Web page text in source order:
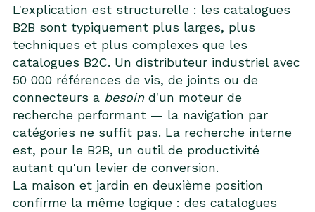
L'explication est structurelle : les catalogues
B2B sont typiquement plus larges, plus
techniques et plus complexes que les
catalogues B2C. Un distributeur industriel avec
50 000 références de vis, de joints ou de
connecteurs a besoind'un moteur de
recherche performant — la navigation par
catégories ne suffit pas. La recherche interne
est, pour le B2B, un outil de productivité
autant qu'un levier de conversion.
La maison et jardin en deuxième position
confirme la même logique : des catalogues